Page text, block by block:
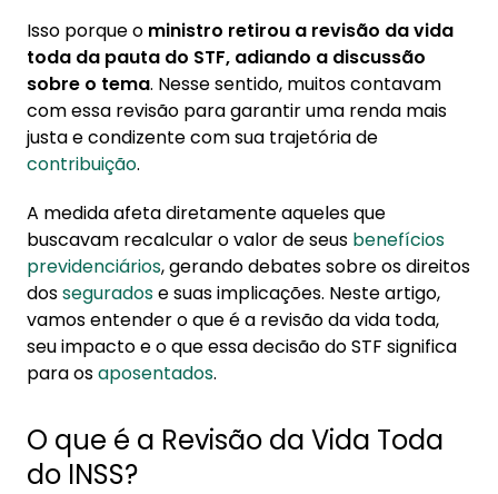
Isso porque o ministro retirou a revisão da vida
toda da pauta do STF, adiando a discussão
sobre o tema. Nesse sentido, muitos contavam
com essa revisão para garantir uma renda mais
justa e condizente com sua trajetória de
contribuição.
A medida afeta diretamente aqueles que
buscavam recalcular o valor de seus benefícios
previdenciários, gerando debates sobre os direitos
dosseguradose suas implicações. Neste artigo,
vamos entender o que é a revisão da vida toda,
seu impacto e o que essa decisão do STF significa
para osaposentados.
O que é a Revisão da Vida Toda
do INSS?